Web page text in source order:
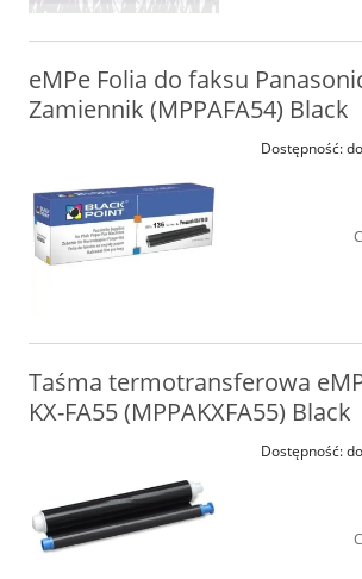
eMPe Folia do faksu
Zamiennik (MPPAFA54) Black
Dostępność:
Taśma termotransferowa
KX-FA55 (MPPAKXFA55) Black
Dostępność: